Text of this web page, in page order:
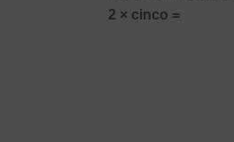
2 × cinco =